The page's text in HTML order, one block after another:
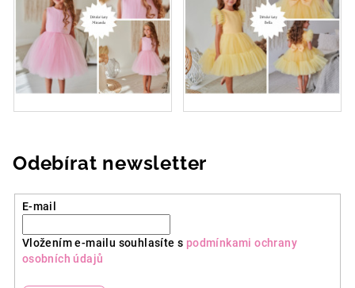
Odebírat newsletter
E-mail
Vložením e-mailu souhlasíte s podmínkami ochrany
osobních údajů